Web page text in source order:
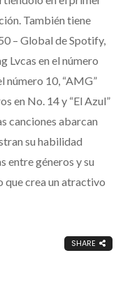
También tiene
– Global de Spotify,
Lvcas en el número
número 10, “AMG”
en No. 14 y “El Azul”
canciones abarcan
su habilidad
entre géneros y su
que crea un atractivo
SHARE